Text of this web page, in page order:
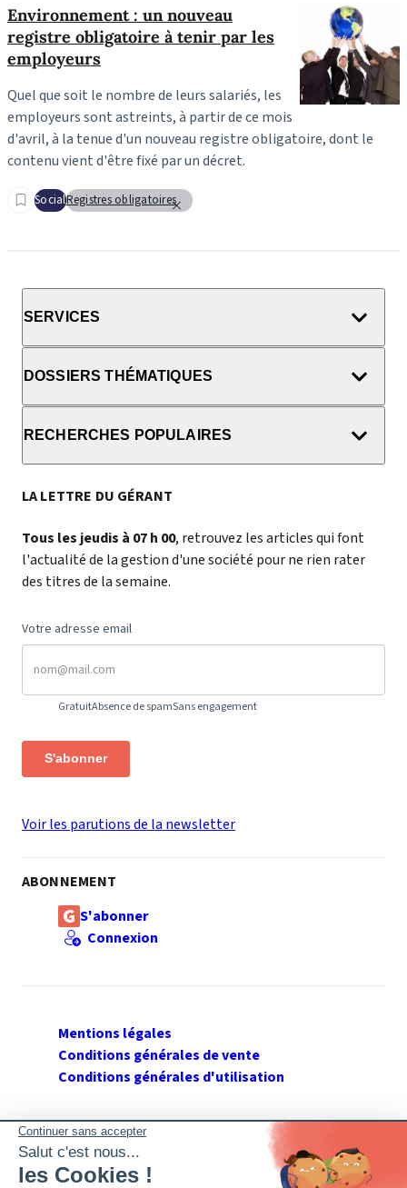
Environnement : un nouveau
registre obligatoire à tenir par les
employeurs
Quel que soit le nombre de leurs salariés, les
employeurs sont astreints, à partir de ce mois
d'avril, à la tenue d'un nouveau registre obligatoire, dont le
contenu vient d'être fixé par un décret.
SocialRegistres obligatoires
SERVICES
DOSSIERS THÉMATIQUES
RECHERCHES POPULAIRES
LA LETTRE DU GÉRANT
Tous les jeudis à 07 h 00, retrouvez les articles qui font
l'actualité de la gestion d'une société pour ne rien rater
des titres de la semaine.
Votre adresse email
GratuitAbsence de spamSans engagement
S'abonner
Voir les parutions de la newsletter
ABONNEMENT
S'abonner
Connexion
Mentions légales
Conditions générales de vente
Conditions générales d'utilisation
SUIVEZ GERANT DE SARL